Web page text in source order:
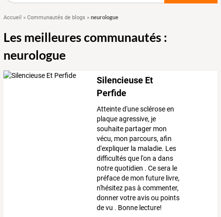
Accueil » Communautés de blogs » neurologue
Les meilleures communautés :
neurologue
Silencieuse Et
Perfide
Atteinte d'une sclérose en
plaque agressive, je
souhaite partager mon
vécu, mon parcours, afin
d'expliquer la maladie. Les
difficultés que l'on a dans
notre quotidien . Ce sera le
préface de mon future livre,
n'hésitez pas à commenter,
donner votre avis ou points
de vu . Bonne lecture!